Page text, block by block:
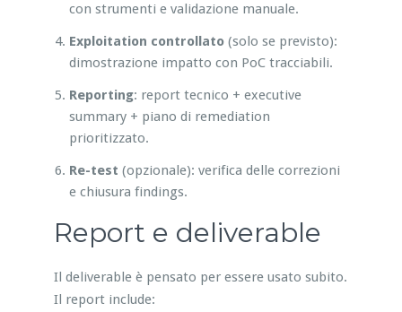
con strumenti e validazione manuale.
Exploitation controllato(solo se previsto):
dimostrazione impatto con PoC tracciabili.
Reporting: report tecnico + executive
summary + piano di remediation
prioritizzato.
Re-test (opzionale): verifica delle correzioni
e chiusura findings.
Report e deliverable
Il deliverable è pensato per essere usato subito.
Il report include: